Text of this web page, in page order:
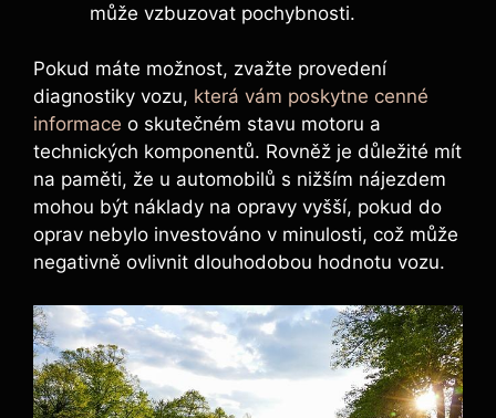
může vzbuzovat pochybnosti.
Pokud máte možnost, zvažte provedení
diagnostiky vozu, která vám poskytne cenné
informace o skutečném stavu motoru a
technických komponentů. Rovněž je důležité mít
na paměti, že u automobilů s nižším nájezdem
mohou být náklady na opravy vyšší, pokud do
oprav nebylo investováno v minulosti, což může
negativně ovlivnit dlouhodobou hodnotu vozu.